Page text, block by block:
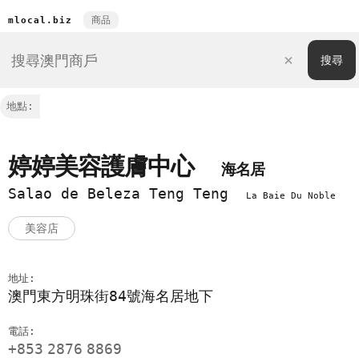
mlocal.biz 商品
地點:
婷婷美容護膚中心
海名居
Salao de Beleza Teng Teng
La Baie Du Noble
美容店
地址:
澳門東方明珠街84號海名居地下
電話:
+853 2876 8869